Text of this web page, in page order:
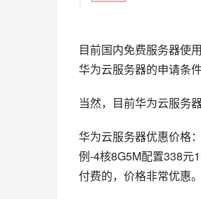
目前国内免费服务器使
华为云服务器的申请条
当然，目前华为云服务
华为云服务器优惠价格
例-4核8G5M配置338元
付费的，价格非常优惠。